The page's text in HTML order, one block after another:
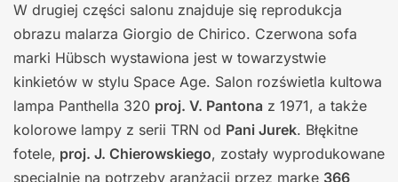
W drugiej części salonu znajduje się reprodukcja
obrazu malarza Giorgio de Chirico. Czerwona sofa
marki Hübsch wystawiona jest w towarzystwie
kinkietów w stylu Space Age. Salon rozświetla kultowa
lampa Panthella 320 proj. V. Pantona z 1971, a także
kolorowe lampy z serii TRN od Pani Jurek. Błękitne
fotele, proj. J. Chierowskiego, zostały wyprodukowane
specjalnie na potrzeby aranżacji przez markę 366